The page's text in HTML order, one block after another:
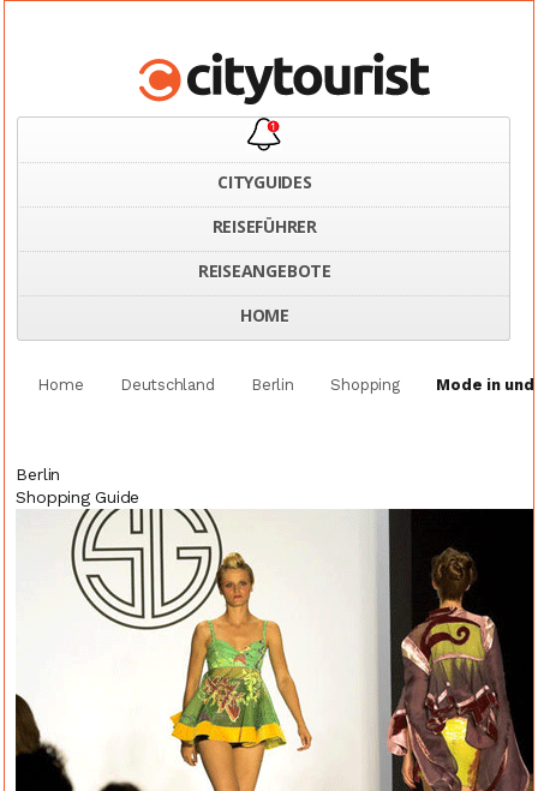
CITYGUIDES
REISEFÜHRER
REISEANGEBOTE
HOME
Home Deutschland Berlin Shopping Mode in
Berlin
Shopping Guide